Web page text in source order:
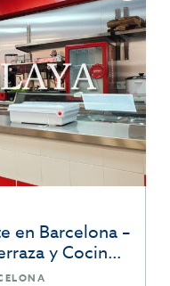
en Barcelona –
y Cocina